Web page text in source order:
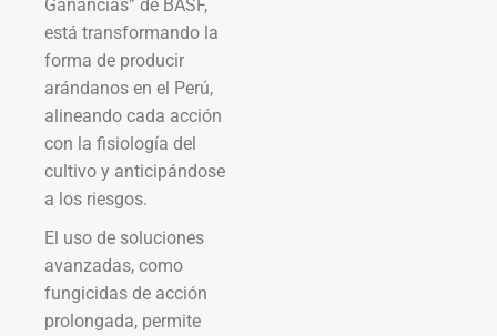
Ganancias” de BASF,
está transformando la
forma de producir
arándanos en el Perú,
alineando cada acción
con la fisiología del
cultivo y anticipándose
a los riesgos.
El uso de soluciones
avanzadas, como
fungicidas de acción
prolongada, permite